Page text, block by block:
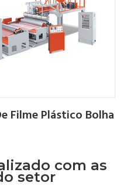
Filme Plástico Bolha
com as
setor